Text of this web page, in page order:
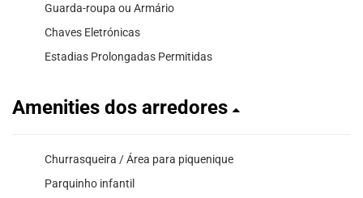
Guarda-roupa ou Armário
Chaves Eletrónicas
Estadias Prolongadas Permitidas
Amenities dos arredores
Churrasqueira / Área para piquenique
Parquinho infantil